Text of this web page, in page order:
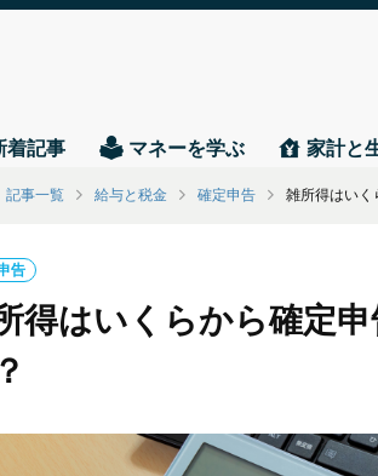
着記事 マネーを学ぶ 家計と
記事一覧 給与と税金 確定申告 雑所得はい
告
得はいくらから確定